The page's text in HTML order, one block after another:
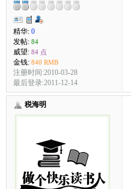
精华: 0
发帖: 84
威望: 84 点
金钱: 840 RMB
注册时间:2010-03-28
最后登录:2011-12-14
税海明